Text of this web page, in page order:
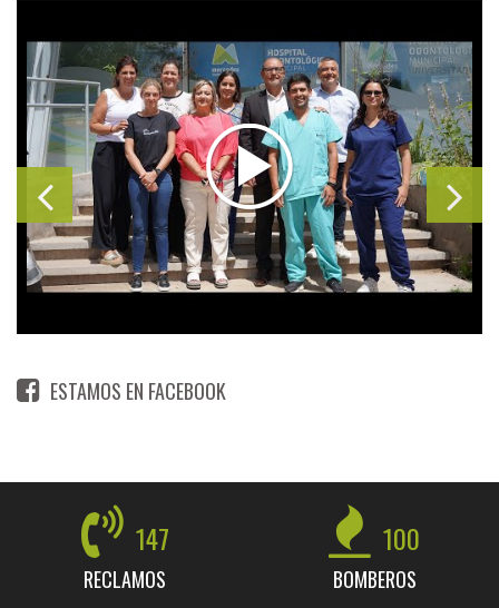
ESTAMOS EN FACEBOOK
147
RECLAMOS
100
BOMBEROS